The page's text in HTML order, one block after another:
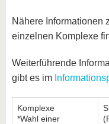
Nähere Informationen
einzelnen Komplexe
Weiterführende
gibt es im
Komplexe
*Wahl einer